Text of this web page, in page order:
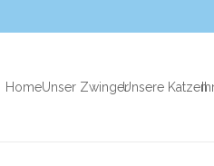
HomeUnser ZwingerUnsere Katzen